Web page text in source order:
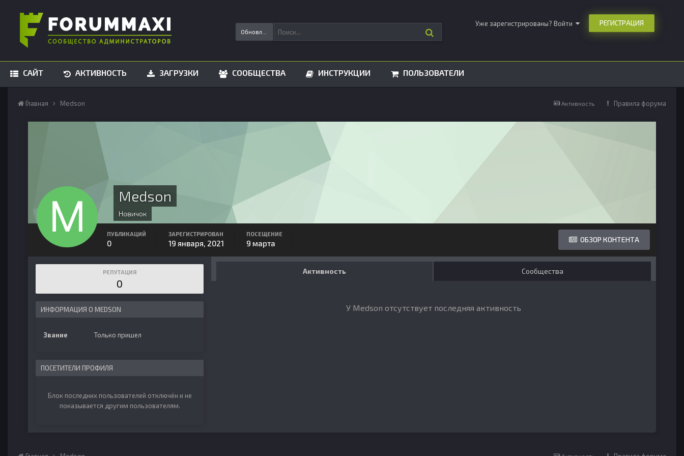
Уже зарегистрированы? Войти РЕГИСТРАЦИЯ
САЙТ АКТИВНОСТЬ ЗАГРУЗКИ СООБЩЕСТВА ИНСТРУКЦИИ ПОЛЬЗОВАТЕЛИ
Активность Правила форума
Главная Medson
Medson
Новичок
ОБЗОР КОНТЕНТА
ПУБЛИКАЦИЙ
0
ЗАРЕГИСТРИРОВАН
19 января, 2021
ПОСЕЩЕНИЕ
9 марта
РЕПУТАЦИЯ
0
ИНФОРМАЦИЯ О MEDSON
Звание Только пришел
ПОСЕТИТЕЛИ ПРОФИЛЯ
Блок последних пользователей отключён и не
показывается другим пользователям.
Активность Сообщества
У Medson отсутствует последняя активность